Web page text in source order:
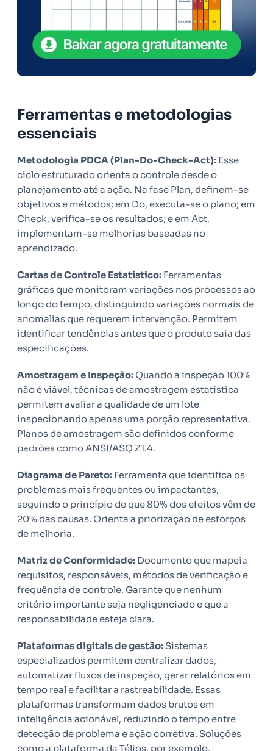
Ferramentas e metodologias
essenciais
Metodologia PDCA (Plan-Do-Check-Act): Esse
ciclo estruturado orienta o controle desde o
planejamento até a ação. Na fase Plan, definem-se
objetivos e métodos; em Do, executa-se o plano; em
Check, verifica-se os resultados; e em Act,
implementam-se melhorias baseadas no
aprendizado.
Cartas de Controle Estatístico: Ferramentas
gráficas que monitoram variações nos processos ao
longo do tempo, distinguindo variações normais de
anomalias que requerem intervenção. Permitem
identificar tendências antes que o produto saia das
especificações.
Amostragem e Inspeção:Quando a inspeção 100%
não é viável, técnicas de amostragem estatística
permitem avaliar a qualidade de um lote
inspecionando apenas uma porção representativa.
Planos de amostragem são definidos conforme
padrões como ANSI/ASQ Z1.4.
Diagrama de Pareto: Ferramenta que identifica os
problemas mais frequentes ou impactantes,
seguindo o princípio de que 80% dos efeitos vêm de
20% das causas. Orienta a priorização de esforços
de melhoria.
Matriz de Conformidade: Documento que mapeia
requisitos, responsáveis, métodos de verificação e
frequência de controle. Garante que nenhum
critério importante seja negligenciado e que a
responsabilidade esteja clara.
Plataformas digitais de gestão: Sistemas
especializados permitem centralizar dados,
automatizar fluxos de inspeção, gerar relatórios em
tempo real e facilitar a rastreabilidade. Essas
plataformas transformam dados brutos em
inteligência acionável, reduzindo o tempo entre
detecção de problema e ação corretiva. Soluções
como a plataforma da Télios, por exemplo,